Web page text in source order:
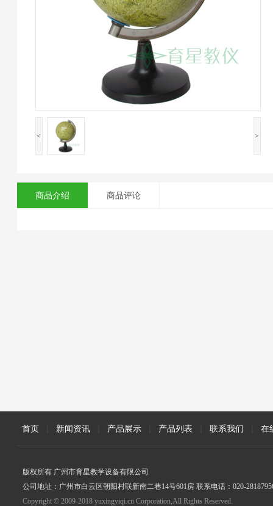
< >
商品介绍 商品评论
首页 新闻资讯 产品展示 产品列表 联系我们 在
版权所有 广州市育星教学设备有限公司
公司地址：广州市白云区朝阳村联新南二巷14号601房 联系电话：020-
Copyright © 2009-2018 yuxingyiqi.cn Corporation,All Rights Reserved.